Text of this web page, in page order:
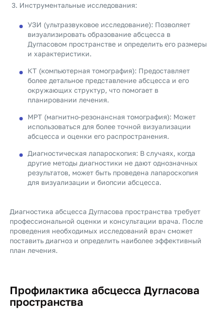
Инструментальные исследования:
УЗИ (ультразвуковое исследование): Позволяет
визуализировать образование абсцесса в
Дугласовом пространстве и определить его размеры
и характеристики.
КТ (компьютерная томография): Предоставляет
более детальное представление абсцесса и его
окружающих структур, что помогает в
планировании лечения.
МРТ (магнитно-резонансная томография): Может
использоваться для более точной визуализации
абсцесса и оценки его распространения.
Диагностическая лапароскопия: В случаях, когда
другие методы диагностики не дают однозначных
результатов, может быть проведена лапароскопия
для визуализации и биопсии абсцесса.
Диагностика абсцесса Дугласова пространства требует
профессиональной оценки и консультации врача. После
проведения необходимых исследований врач сможет
поставить диагноз и определить наиболее эффективный
план лечения.
Профилактика абсцесса Дугласова
пространства